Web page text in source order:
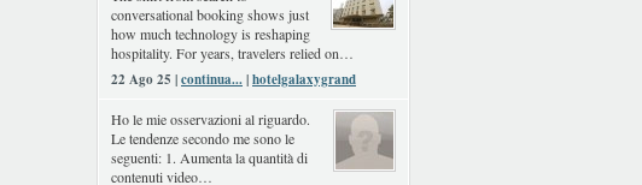
conversational booking shows just
how much technology is reshaping
hospitality. For years, travelers relied on…
22 Ago 25 |continua...|hotelgalaxygrand
Ho le mie osservazioni al riguardo.
Le tendenze secondo me sono le
seguenti: 1. Aumenta la quantità di
contenuti video…